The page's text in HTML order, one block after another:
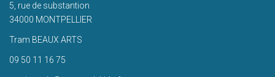
5, rue de substantion
34000 MONTPELLIER
Tram BEAUX ARTS
09 50 11 16 75